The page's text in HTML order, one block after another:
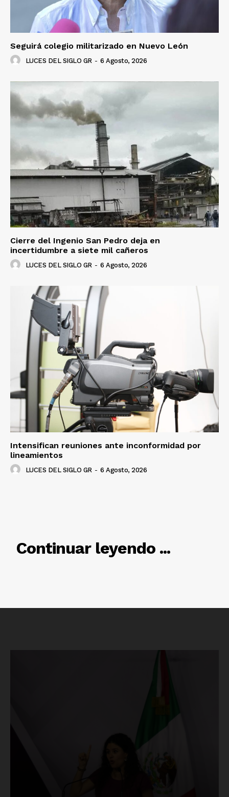
Seguirá colegio militarizado en Nuevo León
LUCES DEL SIGLO GR - 6 Agosto, 2026
Cierre del Ingenio San Pedro deja en
incertidumbre a siete mil cañeros
LUCES DEL SIGLO GR - 6 Agosto, 2026
Intensifican reuniones ante inconformidad por
lineamientos
LUCES DEL SIGLO GR - 6 Agosto, 2026
Continuar leyendo ...
RELACIONADO